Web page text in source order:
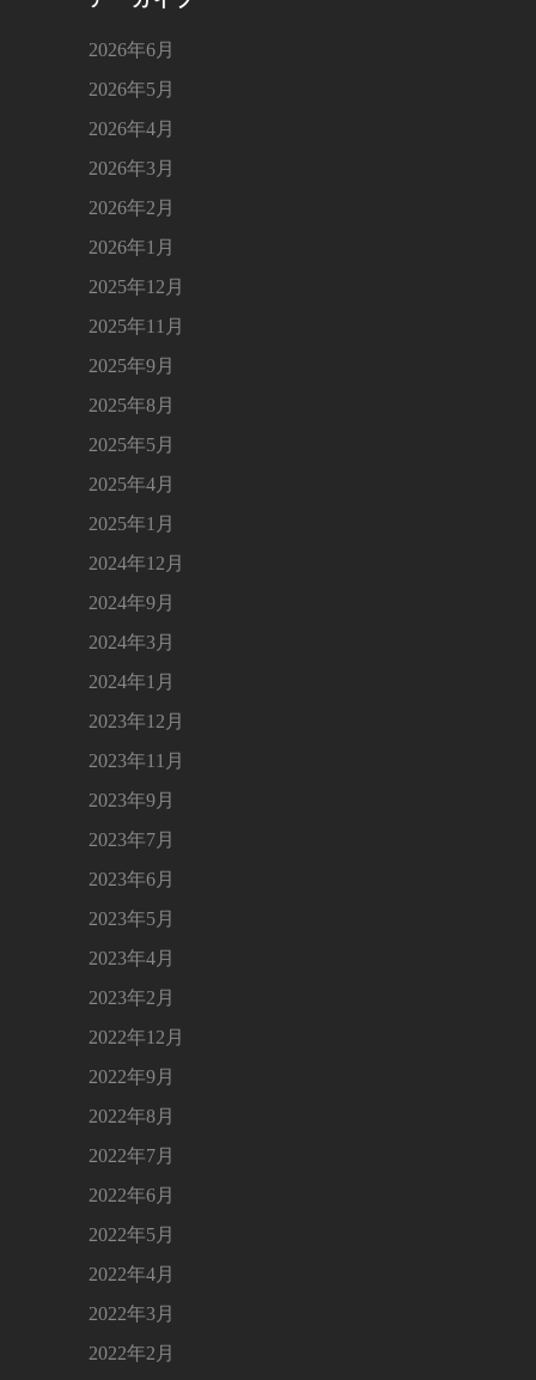
2026年6月
2026年5月
2026年4月
2026年3月
2026年2月
2026年1月
2025年12月
2025年11月
2025年9月
2025年8月
2025年5月
2025年4月
2025年1月
2024年12月
2024年9月
2024年3月
2024年1月
2023年12月
2023年11月
2023年9月
2023年7月
2023年6月
2023年5月
2023年4月
2023年2月
2022年12月
2022年9月
2022年8月
2022年7月
2022年6月
2022年5月
2022年4月
2022年3月
2022年2月